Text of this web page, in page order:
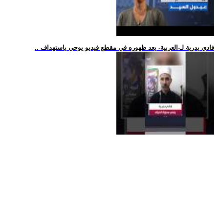
.. فادي بدرية لـ-العربية- بعد ظهوره في مقطع فيديو يوحي باستهداف